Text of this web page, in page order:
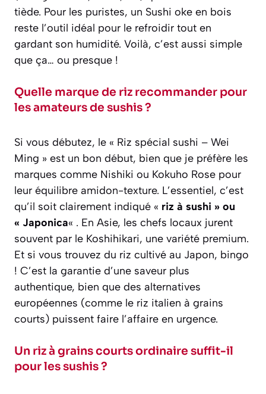
tiède. Pour les puristes, un Sushi oke en bois
reste l’outil idéal pour le refroidir tout en
gardant son humidité. Voilà, c’est aussi simple
que ça… ou presque !
Quelle marque de riz recommander pour
les amateurs de sushis ?
Si vous débutez, le « Riz spécial sushi – Wei
Ming » est un bon début, bien que je préfère les
marques comme Nishiki ou Kokuho Rose pour
leur équilibre amidon-texture. L’essentiel, c’est
qu’il soit clairement indiqué « riz à sushi » ou
« Japonica« . En Asie, les chefs locaux jurent
souvent par le Koshihikari, une variété premium.
Et si vous trouvez du riz cultivé au Japon, bingo
! C’est la garantie d’une saveur plus
authentique, bien que des alternatives
européennes (comme le riz italien à grains
courts) puissent faire l’affaire en urgence.
Un riz à grains courts ordinaire suffit-il
pour les sushis ?